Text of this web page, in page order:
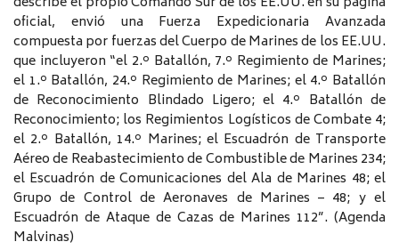
oficial, envió una Fuerza Expedicionaria Avanzada
compuesta por fuerzas del Cuerpo de Marines de los EE.UU.
que incluyeron “el 2.º Batallón, 7.º Regimiento de Marines;
el 1.º Batallón, 24.º Regimiento de Marines; el 4.º Batallón
de Reconocimiento Blindado Ligero; el 4.º Batallón de
Reconocimiento; los Regimientos Logísticos de Combate 4;
el 2.º Batallón, 14.º Marines; el Escuadrón de Transporte
Aéreo de Reabastecimiento de Combustible de Marines 234;
el Escuadrón de Comunicaciones del Ala de Marines 48; el
Grupo de Control de Aeronaves de Marines – 48; y el
Escuadrón de Ataque de Cazas de Marines 112”. (Agenda
Malvinas)